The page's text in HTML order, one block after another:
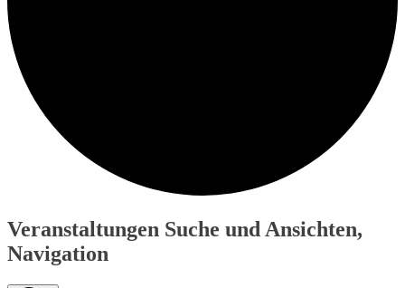
Veranstaltungen
für
Veranstaltungen Suche und Ansichten,
Navigation